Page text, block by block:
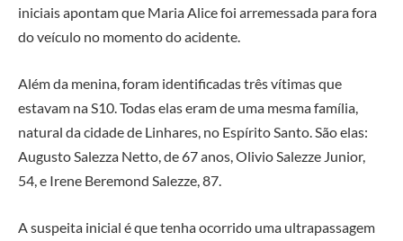
iniciais apontam que Maria Alice foi arremessada para fora
do veículo no momento do acidente.
Além da menina, foram identificadas três vítimas que
estavam na S10. Todas elas eram de uma mesma família,
natural da cidade de Linhares, no Espírito Santo. São elas:
Augusto Salezza Netto, de 67 anos, Olivio Salezze Junior,
54, e Irene Beremond Salezze, 87.
A suspeita inicial é que tenha ocorrido uma ultrapassagem